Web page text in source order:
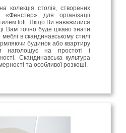
колекція столів, створених
«Фенстер» для організації
loft. Якщо Ви наважилися
Вам точно буде цікаво знати
в скандинавському стилі
будинок або квартиру
наголошує на простоті і
Скандинавська культура
та особливої розкоші.